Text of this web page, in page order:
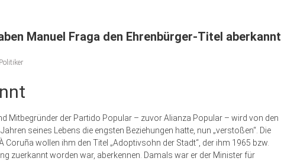
Manuel Fraga den Ehrenbürger-Titel aberkannt
Politiker
Mitbegründer der Partido Popular – zuvor Alianza Popular – wird von den
seines Lebens die engsten Beziehungen hatte, nun „verstoßen“. Die
Coruña wollen ihm den Titel „Adoptivsohn der Stadt“, der ihm 1965 bzw.
zuerkannt worden war, aberkennen. Damals war er der Minister für